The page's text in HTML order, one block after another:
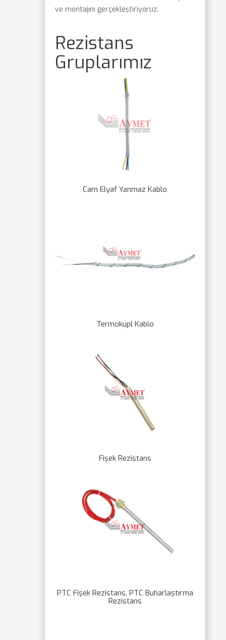
ve montajını gerçekleştiriyoruz.
Rezistans
Gruplarımız
Cam Elyaf Yanmaz Kablo
Termokupl Kablo
Fişek Rezistans
PTC Fişek Rezistans, PTC Buharlaştırma
Rezistans